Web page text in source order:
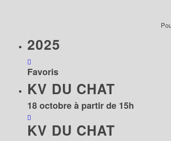
2025
Favoris
KV DU CHAT
18 octobre à partir de 15h
KV DU CHAT